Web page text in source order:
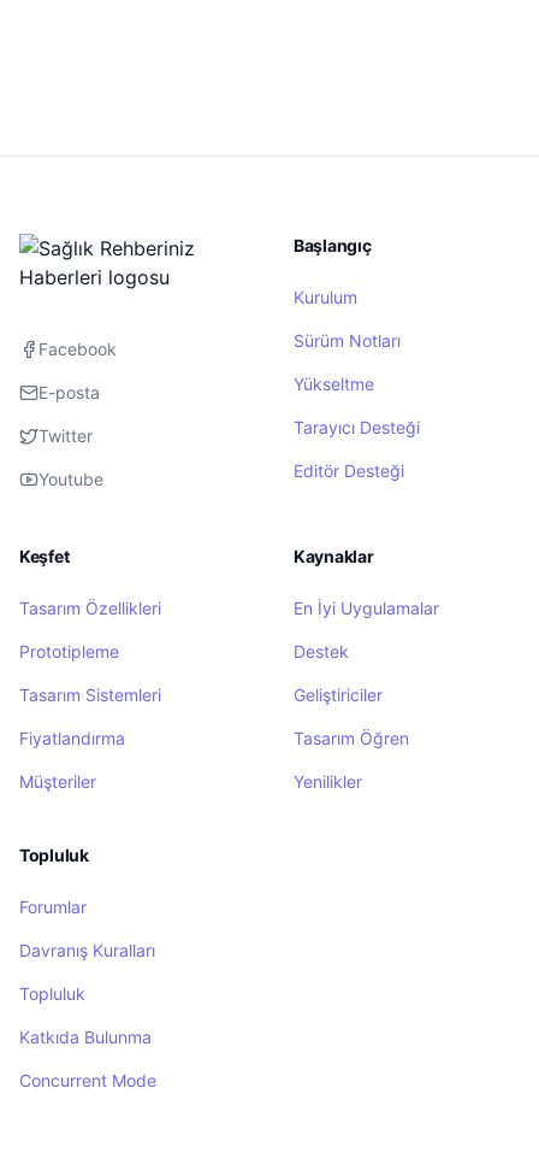
Facebook
E-posta
Twitter
Youtube
Başlangıç
Kurulum
Sürüm Notları
Yükseltme
Tarayıcı Desteği
Editör Desteği
Keşfet
Tasarım Özellikleri
Prototipleme
Tasarım Sistemleri
Fiyatlandırma
Müşteriler
Kaynaklar
En İyi Uygulamalar
Destek
Geliştiriciler
Tasarım Öğren
Yenilikler
Topluluk
Forumlar
Davranış Kuralları
Topluluk
Katkıda Bulunma
Concurrent Mode